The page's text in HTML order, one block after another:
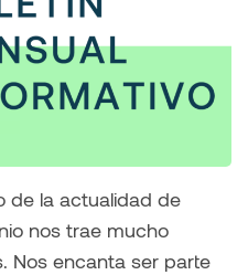
de la actualidad de
nos trae mucho
Nos encanta ser parte